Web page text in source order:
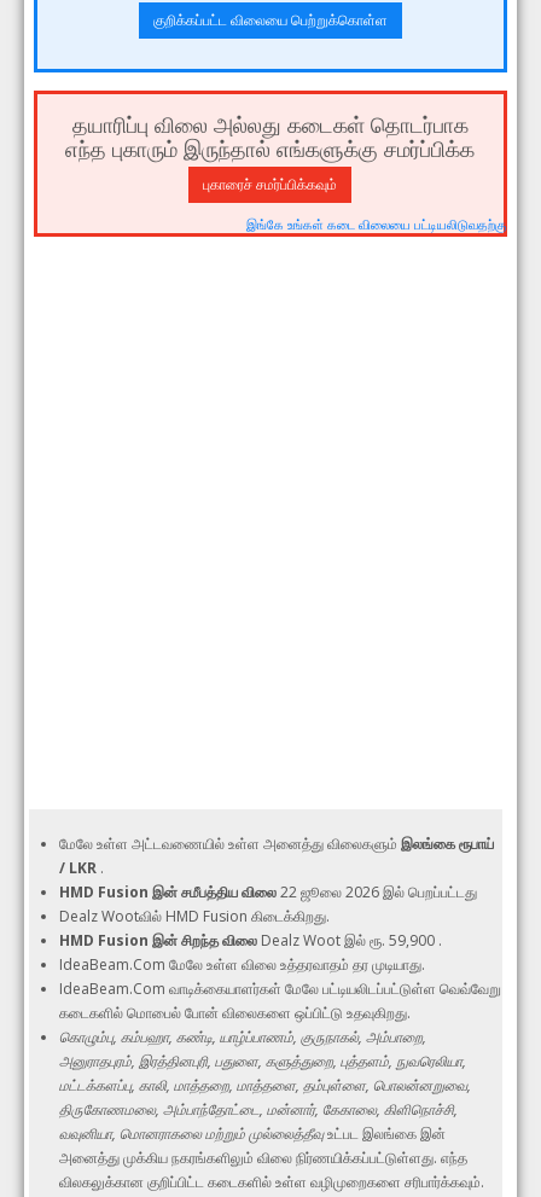
குறிக்கப்பட்ட விலையை பெற்றுக்கொள்ள
தயாரிப்பு விலை அல்லது கடைகள் தொடர்பாக
எந்த புகாரும் இருந்தால் எங்களுக்கு சமர்ப்பிக்க
புகாரைச் சமர்ப்பிக்கவும்
இங்கே உங்கள் கடை விலையை பட்டியலிடுவதற்கு
மேலே உள்ள அட்டவணையில் உள்ள அனைத்து விலைகளும்இலங்கை ரூபாய்
/ LKR .
HMD Fusion இன் சமீபத்திய விலை22 ஜூலை 2026 இல் பெறப்பட்டது
Dealz Wootவில் HMD Fusion கிடைக்கிறது.
HMD Fusion இன் சிறந்த விலை Dealz Woot இல் ரூ. 59,900 .
IdeaBeam.Com மேலே உள்ள விலை உத்தரவாதம் தர முடியாது.
IdeaBeam.Com வாடிக்கையாளர்கள் மேலே பட்டியலிடப்பட்டுள்ள வெவ்வேறு
கடைகளில் மொபைல் போன் விலைகளை ஒப்பிட்டு உதவுகிறது.
கொழும்பு, கம்பஹா, கண்டி, யாழ்ப்பாணம், குருநாகல், அம்பாறை,
அனுராதபுரம், இரத்தினபுரி, பதுளை, களுத்துறை, புத்தளம், நுவரெலியா,
மட்டக்களப்பு, காலி, மாத்தறை, மாத்தளை, தம்புள்ளை, பொலன்னறுவை,
திருகோணமலை, அம்பாந்தோட்டை, மன்னார், கேகாலை, கிளிநொச்சி,
வவுனியா, மொனராகலை மற்றும் முல்லைத்தீவுஉட்பட இலங்கை இன்
அனைத்து முக்கிய நகரங்களிலும் விலை நிர்ணயிக்கப்பட்டுள்ளது. எந்த
விலகலுக்கான குறிப்பிட்ட கடைகளில் உள்ள வழிமுறைகளை சரிபார்க்கவும்.